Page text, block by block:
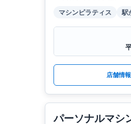
マシンピラティス 駅
店舗情報
パーソナルマシ